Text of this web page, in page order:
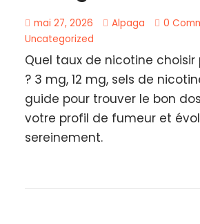
mai 27, 2026 Alpaga
0
Uncategorized
Quel taux de nicotine choisir
? 3 mg, 12 mg, sels de
guide pour trouver le bon
votre profil de fumeur et
sereinement.